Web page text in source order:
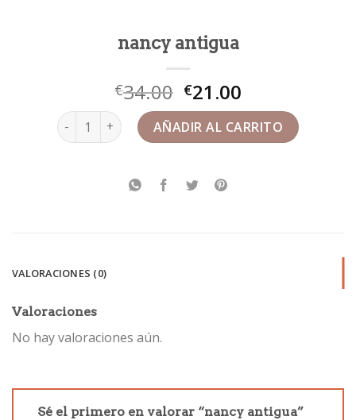
nancy antigua
€34.00 €21.00
nancy antigua cantidadAÑADIR AL CARRITO
VALORACIONES (0)
Valoraciones
No hay valoraciones aún.
Sé el primero en valorar “nancy antigua”